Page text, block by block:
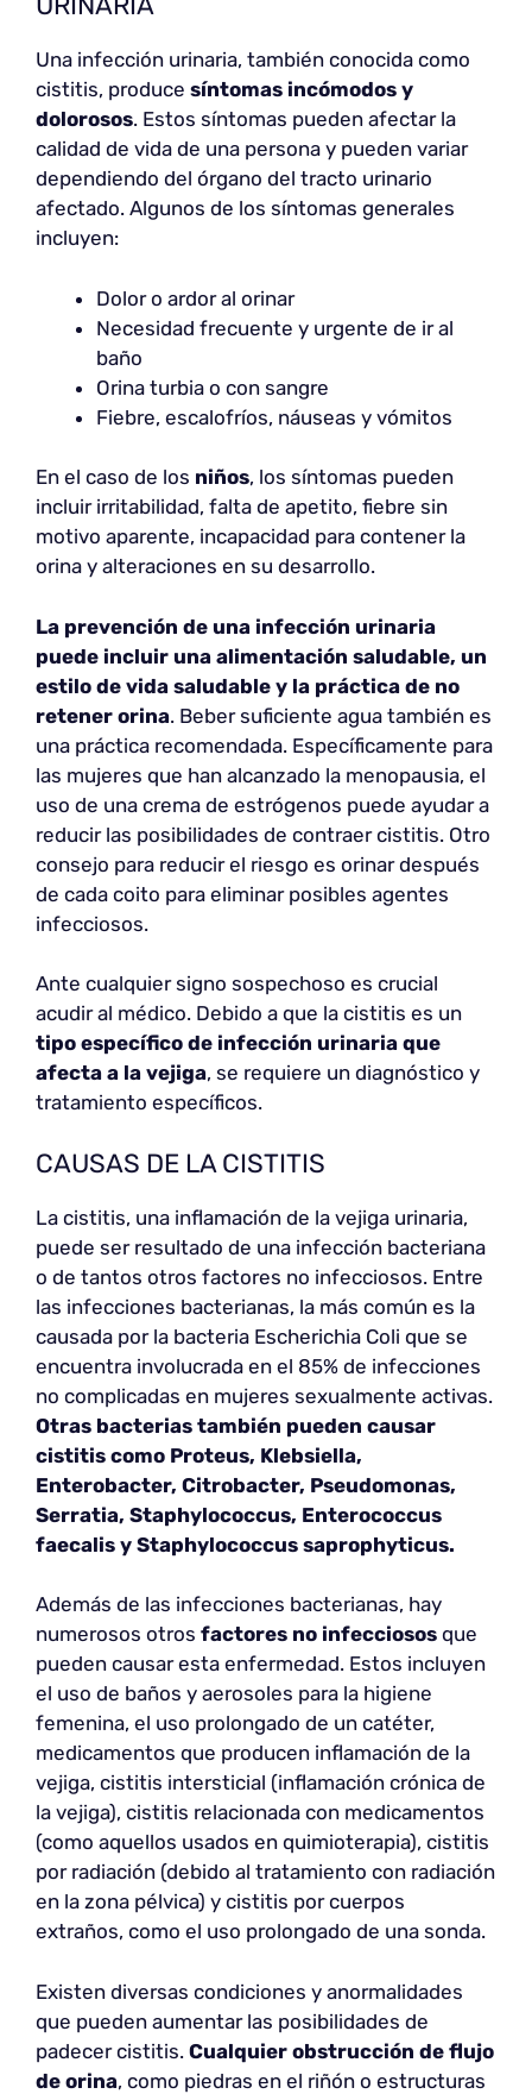
Una infección urinaria, también conocida como
cistitis, produce síntomas incómodos y
dolorosos. Estos síntomas pueden afectar la
calidad de vida de una persona y pueden variar
dependiendo del órgano del tracto urinario
afectado. Algunos de los síntomas generales
incluyen:
Dolor o ardor al orinar
Necesidad frecuente y urgente de ir al
baño
Orina turbia o con sangre
Fiebre, escalofríos, náuseas y vómitos
En el caso de los niños, los síntomas pueden
incluir irritabilidad, falta de apetito, fiebre sin
motivo aparente, incapacidad para contener la
orina y alteraciones en su desarrollo.
La prevención de una infección urinaria
puede incluir una alimentación saludable, un
estilo de vida saludable y la práctica de no
retener orina. Beber suficiente agua también es
una práctica recomendada. Específicamente para
las mujeres que han alcanzado la menopausia, el
uso de una crema de estrógenos puede ayudar a
reducir las posibilidades de contraer cistitis. Otro
consejo para reducir el riesgo es orinar después
de cada coito para eliminar posibles agentes
infecciosos.
Ante cualquier signo sospechoso es crucial
acudir al médico. Debido a que la cistitis es un
tipo específico de infección urinaria que
afecta a la vejiga, se requiere un diagnóstico y
tratamiento específicos.
CAUSAS DE LA CISTITIS
La cistitis, una inflamación de la vejiga urinaria,
puede ser resultado de una infección bacteriana
o de tantos otros factores no infecciosos. Entre
las infecciones bacterianas, la más común es la
causada por la bacteria Escherichia Coli que se
encuentra involucrada en el 85% de infecciones
no complicadas en mujeres sexualmente activas.
Otras bacterias también pueden causar
cistitis como Proteus, Klebsiella,
Enterobacter, Citrobacter, Pseudomonas,
Serratia, Staphylococcus, Enterococcus
faecalis y Staphylococcus saprophyticus.
Además de las infecciones bacterianas, hay
numerosos otros factores no infecciosos que
pueden causar esta enfermedad. Estos incluyen
el uso de baños y aerosoles para la higiene
femenina, el uso prolongado de un catéter,
medicamentos que producen inflamación de la
vejiga, cistitis intersticial (inflamación crónica de
la vejiga), cistitis relacionada con medicamentos
(como aquellos usados en quimioterapia), cistitis
por radiación (debido al tratamiento con radiación
en la zona pélvica) y cistitis por cuerpos
extraños, como el uso prolongado de una sonda.
Existen diversas condiciones y anormalidades
que pueden aumentar las posibilidades de
padecer cistitis. Cualquier obstrucción de flujo
de orina, como piedras en el riñón o estructuras